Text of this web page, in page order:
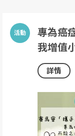
專為癌
我增值
詳情